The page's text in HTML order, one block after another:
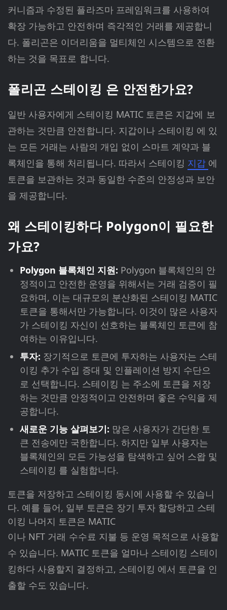
커니즘과 수정된 플라즈마 프레임워크를 사용하여
확장 가능하고 안전하며 즉각적인 거래를 제공합니
다. 폴리곤은 이더리움을 멀티체인 시스템으로 전환
하는 것을 목표로 합니다.
폴리곤 스테이킹 은 안전한가요?
일반 사용자에게 스테이킹 MATIC 토큰은 지갑에 보
관하는 것만큼 안전합니다. 지갑이나 스테이킹 에 있
는 모든 거래는 사람의 개입 없이 스마트 계약과 블
록체인을 통해 처리됩니다. 따라서 스테이킹 지갑 에
토큰을 보관하는 것과 동일한 수준의 안정성과 보안
을 제공합니다.
왜 스테이킹하다 Polygon이 필요한
가요?
Polygon 블록체인 지원: Polygon 블록체인의 안
정적이고 안전한 운영을 위해서는 거래 검증이 필
요하며, 이는 대규모의 분산화된 스테이킹 MATIC
토큰을 통해서만 가능합니다. 이것이 많은 사용자
가 스테이킹 자신이 선호하는 블록체인 토큰에 참
여하는 이유입니다.
투자: 장기적으로 토큰에 투자하는 사용자는 스테
이킹 추가 수입 증대 및 인플레이션 방지 수단으
로 선택합니다. 스테이킹 는 주소에 토큰을 저장
하는 것만큼 안정적이고 안전하며 좋은 수익을 제
공합니다.
새로운 기능 살펴보기: 많은 사용자가 간단한 토
큰 전송에만 국한합니다. 하지만 일부 사용자는
블록체인의 모든 가능성을 탐색하고 싶어 스왑 및
스테이킹 를 실험합니다.
토큰을 저장하고 스테이킹 동시에 사용할 수 있습니
다. 예를 들어, 일부 토큰은 장기 투자 할당하고 스테
이킹 나머지 토큰은 MATIC
이나 NFT 거래 수수료 지불 등 운영 목적으로 사용할
수 있습니다. MATIC 토큰을 얼마나 스테이킹 스테이
킹하다 사용할지 결정하고, 스테이킹 에서 토큰을 인
출할 수도 있습니다.